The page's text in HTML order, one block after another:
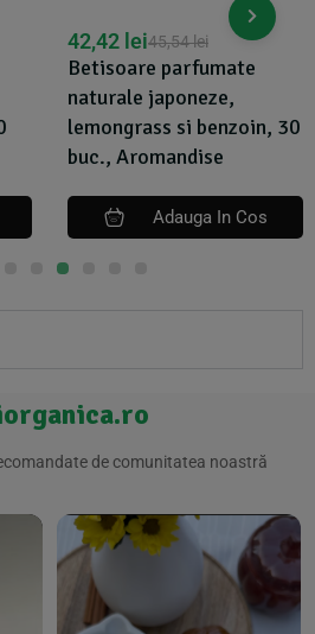
Betisoare parfumate
naturale japoneze,
lemongrass si benzoin, 30
buc., Aromandise
45,54lei
42,42 lei
Adauga In Cos
de comunitatea noastră